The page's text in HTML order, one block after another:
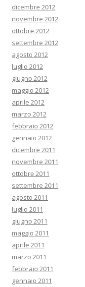
dicembre 2012
novembre 2012
ottobre 2012
settembre 2012
agosto 2012
luglio 2012
giugno 2012
maggio 2012
aprile 2012
marzo 2012
febbraio 2012
gennaio 2012
dicembre 2011
novembre 2011
ottobre 2011
settembre 2011
agosto 2011
luglio 2011
giugno 2011
maggio 2011
aprile 2011
marzo 2011
febbraio 2011
gennaio 2011